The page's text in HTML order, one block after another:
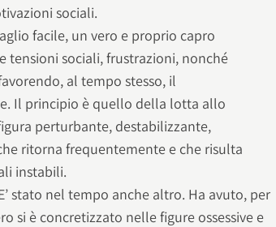
sociali.
facile, un vero e proprio capro
tensioni sociali, frustrazioni, nonché
al tempo stesso, il
Il principio è quello della lotta allo
perturbante, destabilizzante,
ritorna frequentemente e che risulta
instabili.
stato nel tempo anche altro. Ha avuto, per
si è concretizzato nelle figure ossessive e